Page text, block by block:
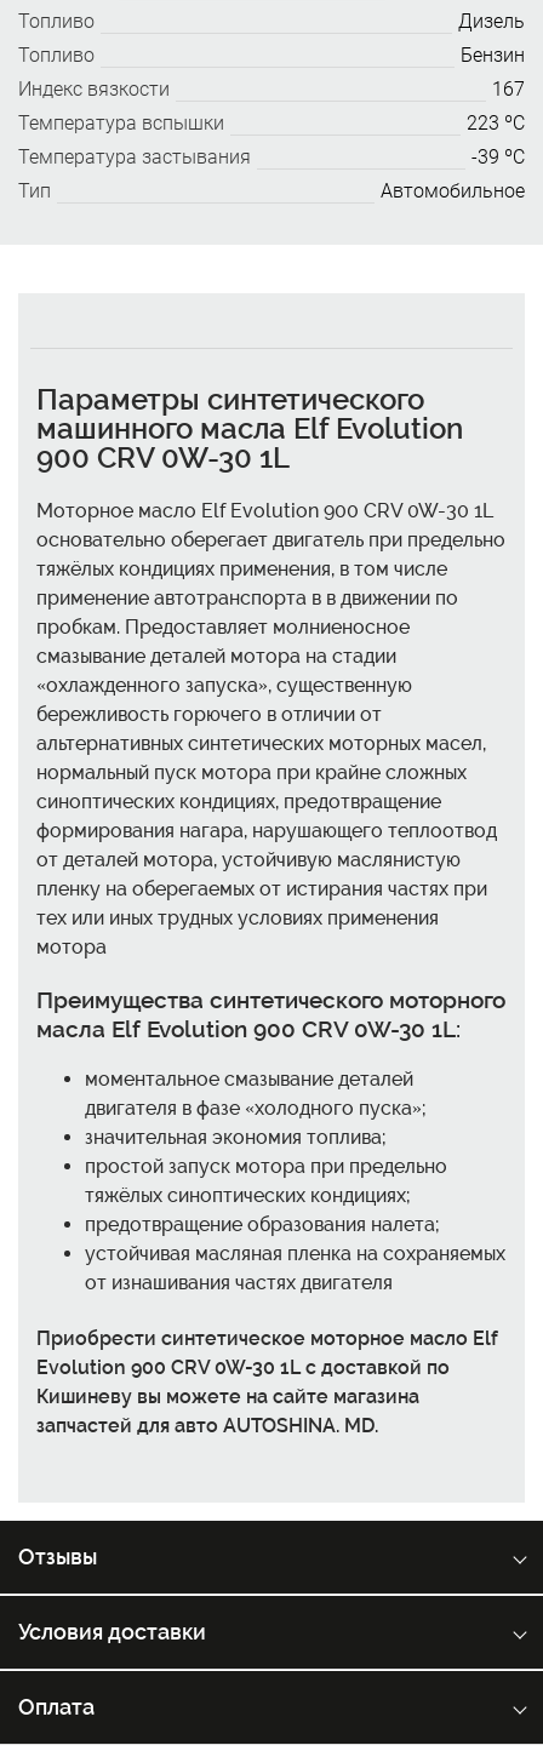
Топливо
Дизель
Топливо
Бензин
Индекс вязкости
167
Температура вспышки
223 ºC
Температура застывания
-39 ºC
Тип
Автомобильное
Параметры синтетического
машинного масла Elf Evolution
900 CRV 0W-30 1L
Моторное масло Elf Evolution 900 CRV 0W-30 1L
основательно оберегает двигатель при предельно
тяжёлых кондициях применения, в том числе
применение автотранспорта в в движении по
пробкам. Предоставляет молниеносное
смазывание деталей мотора на стадии
«охлажденного запуска», существенную
бережливость горючего в отличии от
альтернативных синтетических моторных масел,
нормальный пуск мотора при крайне сложных
синоптических кондициях, предотвращение
формирования нагара, нарушающего теплоотвод
от деталей мотора, устойчивую маслянистую
пленку на оберегаемых от истирания частях при
тех или иных трудных условиях применения
мотора
Преимущества синтетического моторного
масла Elf Evolution 900 CRV 0W-30 1L:
моментальное смазывание деталей
двигателя в фазе «холодного пуска»;
значительная экономия топлива;
простой запуск мотора при предельно
тяжёлых синоптических кондициях;
предотвращение образования налета;
устойчивая масляная пленка на сохраняемых
от изнашивания частях двигателя
Приобрести синтетическое моторное масло Elf
Evolution 900 CRV 0W-30 1L с доставкой по
Кишиневу вы можете на сайте магазина
запчастей для авто AUTOSHINA. MD.
Отзывы
Условия доставки
Оплата